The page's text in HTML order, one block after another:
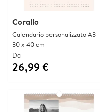
Corallo
Calendario personalizzato A3 -
30 x 40 cm
Da
26,99 €